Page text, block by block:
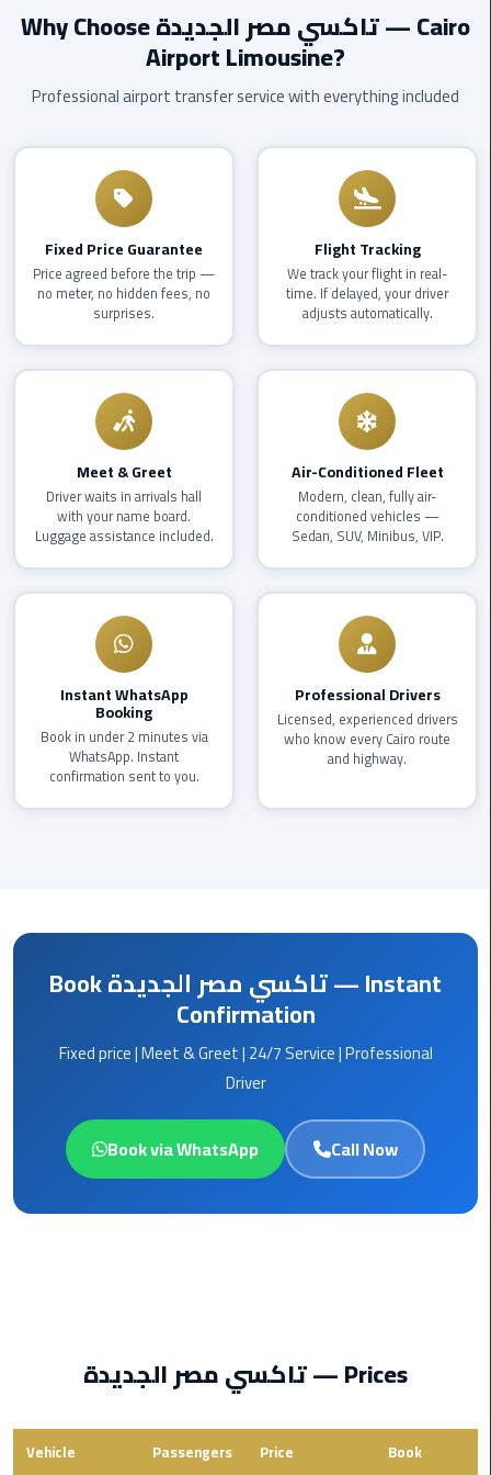
AR
Borg
Arab
limousine
reservation
Arab
Airport
Limousine
Service
Sightseeing
Service
Corporate
Dahab
Limousine
Sinai
Transfer
from
Airport
Hurghada
Limousine
Service
Limousine
Service
Why Choose تاكسي مصر الجديدة — Cairo
Airport Limousine?
Professional airport transfer service with everything included
Fixed Price Guarantee
Price agreed before the trip —
no meter, no hidden fees, no
surprises.
Flight Tracking
We track your flight in real-
time. If delayed, your driver
adjusts automatically.
Meet & Greet
Driver waits in arrivals hall
with your name board.
Luggage assistance included.
Air-Conditioned Fleet
Modern, clean, fully air-
conditioned vehicles —
Sedan, SUV, Minibus, VIP.
Instant WhatsApp
Booking
Book in under 2 minutes via
WhatsApp. Instant
confirmation sent to you.
Professional Drivers
Licensed, experienced drivers
who know every Cairo route
and highway.
Book تاكسي مصر الجديدة — Instant
Confirmation
Fixed price | Meet & Greet | 24/7 Service | Professional
Driver
Book via WhatsApp Call Now
تاكسي مصر الجديدة — Prices
Vehicle Passengers Price
Book